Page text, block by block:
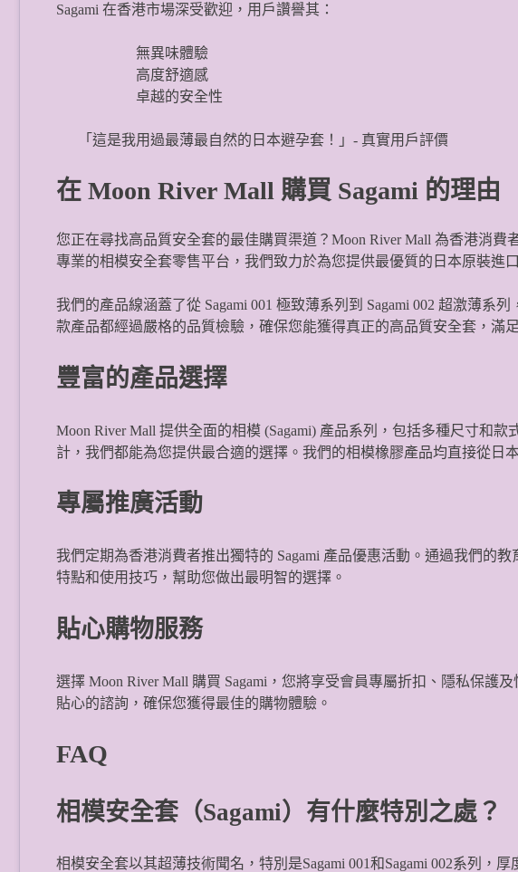
Sagami 在香港市場深受歡迎，用戶讚譽其：
無異味體驗
高度舒適感
卓越的安全性
「這是我用過最薄最自然的日本避孕套！」- 真實用戶評價
在 Moon River Mall 購買 Sagami 的理由
您正在尋找高品質安全套的最佳購買渠道？Moon River Mall 為香港消費
專業的相模安全套零售平台，我們致力於為您提供最優質的日本原裝進
我們的產品線涵蓋了從 Sagami 001 極致薄系列到 Sagami 002 超激薄系
款產品都經過嚴格的品質檢驗，確保您能獲得真正的高品質安全套，滿
豐富的產品選擇
Moon River Mall 提供全面的相模 (Sagami) 產品系列，包括多種尺寸和
計，我們都能為您提供最合適的選擇。我們的相模橡膠產品均直接從日
專屬推廣活動
我們定期為香港消費者推出獨特的 Sagami 產品優惠活動。通過我們的
特點和使用技巧，幫助您做出最明智的選擇。
貼心購物服務
選擇 Moon River Mall 購買 Sagami，您將享受會員專屬折扣、隱私保護
貼心的諮詢，確保您獲得最佳的購物體驗。
FAQ
相模安全套（Sagami）有什麼特別之處？
相模安全套以其超薄技術聞名，特別是Sagami 001和Sagami 002系列，